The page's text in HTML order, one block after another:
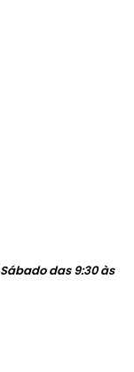
das 9:30 às